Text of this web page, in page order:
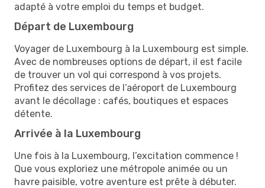
adapté à votre emploi du temps et budget.
Départ de Luxembourg
Voyager de Luxembourg à la Luxembourg est simple.
Avec de nombreuses options de départ, il est facile
de trouver un vol qui correspond à vos projets.
Profitez des services de l’aéroport de Luxembourg
avant le décollage : cafés, boutiques et espaces
détente.
Arrivée à la Luxembourg
Une fois à la Luxembourg, l’excitation commence !
Que vous exploriez une métropole animée ou un
havre paisible, votre aventure est prête à débuter.